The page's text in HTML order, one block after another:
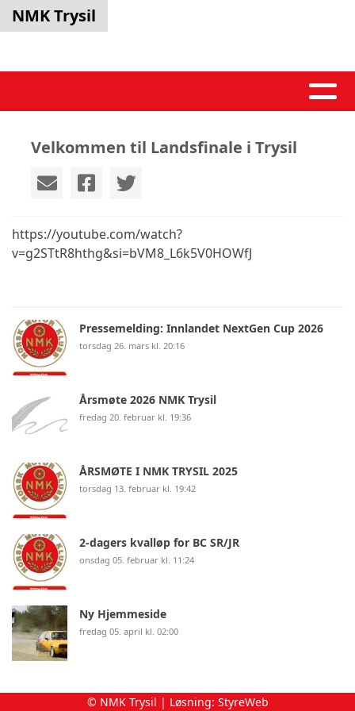
NMK Trysil
Velkommen til Landsfinale i Trysil
https://youtube.com/watch?
v=g2STtR8hthg&si=bVM8_L6k5V0HOWfJ
Pressemelding: Innlandet NextGen Cup 2026
torsdag 26. mars kl. 20:16
Årsmøte 2026 NMK Trysil
fredag 20. februar kl. 19:36
ÅRSMØTE I NMK TRYSIL 2025
torsdag 13. februar kl. 19:42
2-dagers kvalløp for BC SR/JR
onsdag 05. februar kl. 11:24
Ny Hjemmeside
fredag 05. april kl. 02:00
© NMK Trysil | Løsning: StyreWeb